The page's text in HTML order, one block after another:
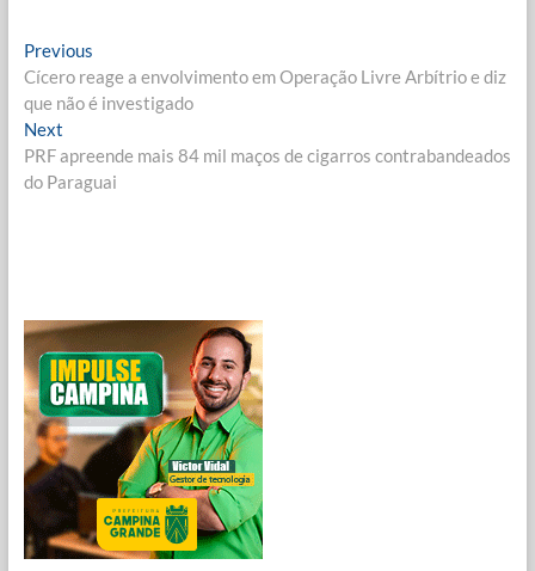
Navegação
de
Post
PreviousPrevious
post:
Cícero reage a envolvimento em Operação Livre Arbítrio e diz
que não é investigado
NextNext
post:
PRF apreende mais 84 mil maços de cigarros contrabandeados
do Paraguai